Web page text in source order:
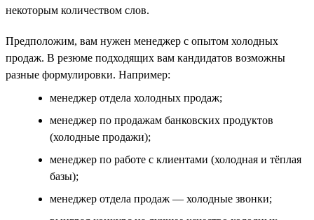
некоторым количеством слов.
Предположим, вам нужен менеджер с опытом холодных
продаж. В резюме подходящих вам кандидатов возможны
разные формулировки. Например:
менеджер отдела холодных продаж;
менеджер по продажам банковских продуктов
(холодные продажи);
менеджер по работе с клиентами (холодная и тёплая
базы);
менеджер отдела продаж — холодные звонки;